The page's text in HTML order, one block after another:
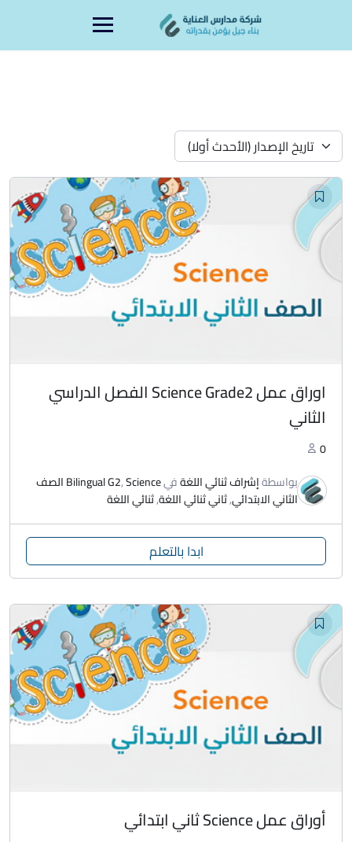
تاريخ الإصدار (الأحدث أولا)
اوراق عمل Science Grade2 الفصل الدراسي
الثاني
0
بواسطةإشراف ثنائي اللغةفي Bilingual G2,
Science الصف
الثاني الابتدائي,ثاني ثنائي اللغة,ثنائي اللغة
ابدا بالتعلم
أوراق عمل Science ثاني ابتدائي